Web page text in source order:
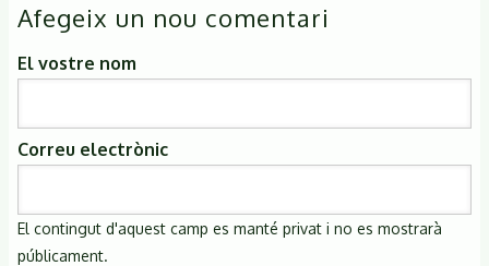
Afegeix un nou comentari
El vostre nom
Correu electrònic
El contingut d'aquest camp es manté privat i no es mostrarà
públicament.